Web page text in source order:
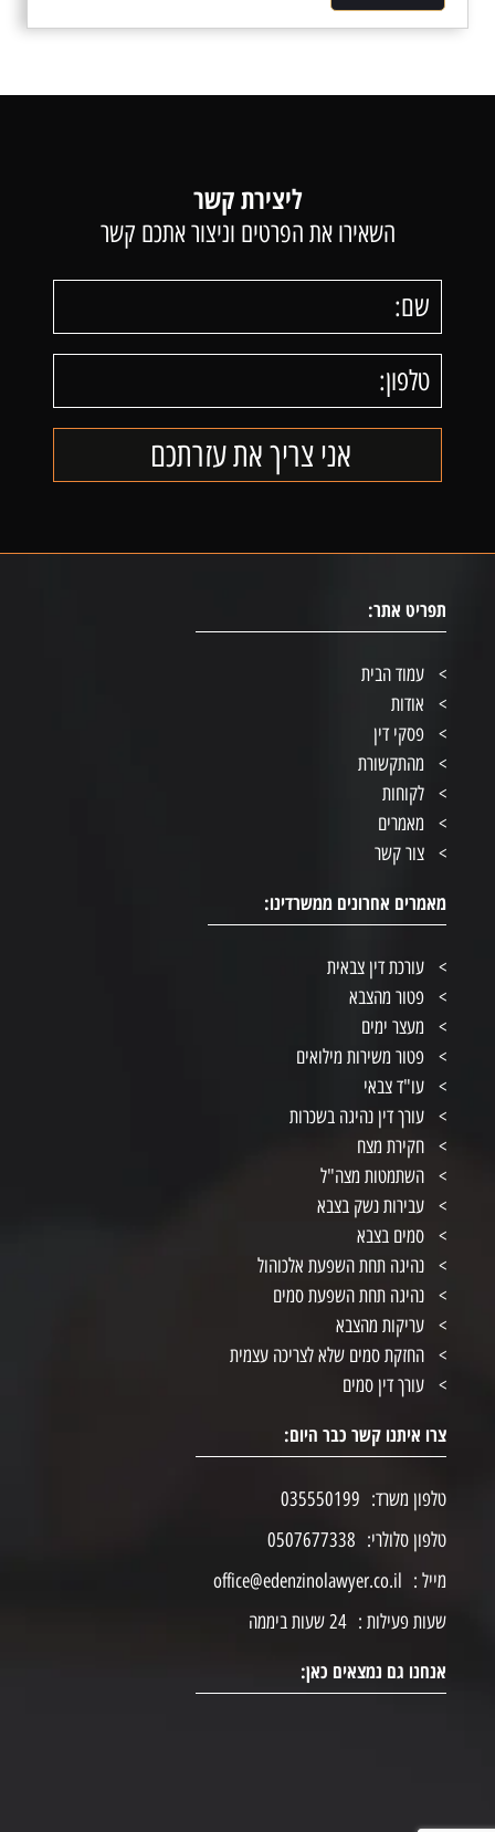
ליצירת קשר
השאירו את הפרטים וניצור אתכם קשר
תפריט אתר:
עמוד הבית
אודות
פסקי דין
מהתקשורת
לקוחות
מאמרים
צור קשר
מאמרים אחרונים ממשרדינו:
עורכת דין צבאית
פטור מהצבא
מעצר ימים
פטור משירות מילואים
עו"ד צבאי
עורך דין נהיגה בשכרות
חקירת מצח
השתמטות מצה"ל
עבירות נשק בצבא
סמים בצבא
נהיגה תחת השפעת אלכוהול
נהיגה תחת השפעת סמים
עריקות מהצבא
החזקת סמים שלא לצריכה עצמית
עורך דין סמים
צרו איתנו קשר כבר היום:
טלפון משרד: 035550199
טלפון סלולרי: 0507677338
מייל : office@edenzinolawyer.co.il
שעות פעילות : 24 שעות ביממה
אנחנו גם נמצאים כאן: